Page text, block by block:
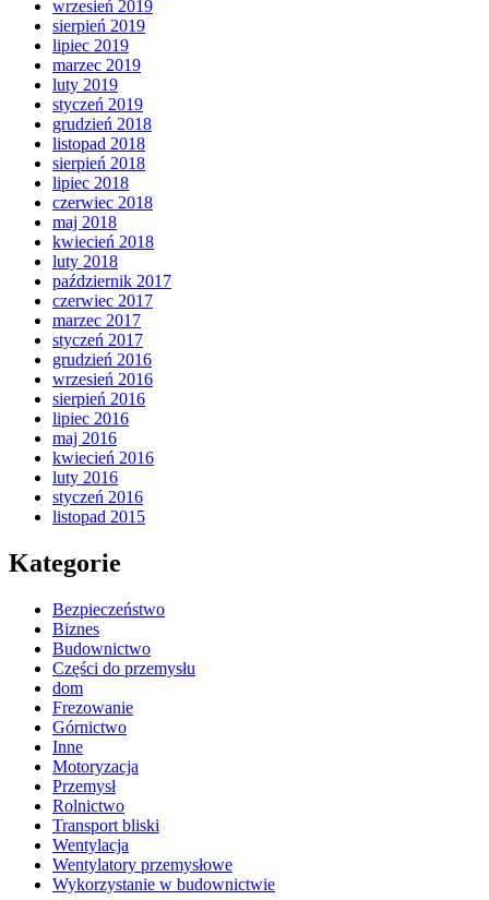
wrzesień 2019
sierpień 2019
lipiec 2019
marzec 2019
luty 2019
styczeń 2019
grudzień 2018
listopad 2018
sierpień 2018
lipiec 2018
czerwiec 2018
maj 2018
kwiecień 2018
luty 2018
październik 2017
czerwiec 2017
marzec 2017
styczeń 2017
grudzień 2016
wrzesień 2016
sierpień 2016
lipiec 2016
maj 2016
kwiecień 2016
luty 2016
styczeń 2016
listopad 2015
Kategorie
Bezpieczeństwo
Biznes
Budownictwo
Części do przemysłu
dom
Frezowanie
Górnictwo
Inne
Motoryzacja
Przemysł
Rolnictwo
Transport bliski
Wentylacja
Wentylatory przemysłowe
Wykorzystanie w budownictwie